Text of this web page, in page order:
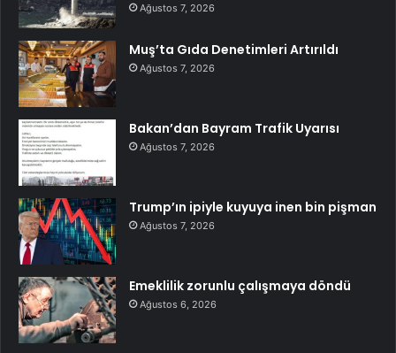
Ağustos 7, 2026
Muş’ta Gıda Denetimleri Artırıldı
Ağustos 7, 2026
Bakan’dan Bayram Trafik Uyarısı
Ağustos 7, 2026
Trump’ın ipiyle kuyuya inen bin pişman
Ağustos 7, 2026
Emeklilik zorunlu çalışmaya döndü
Ağustos 6, 2026